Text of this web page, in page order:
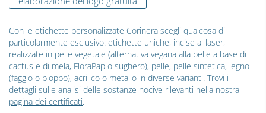
Con le etichette personalizzate Corinera scegli qualcosa di
particolarmente esclusivo: etichette uniche, incise al laser,
realizzate in pelle vegetale (alternativa vegana alla pelle a base di
cactus e di mela, FloraPap o sughero), pelle, pelle sintetica, legno
(faggio o pioppo), acrilico o metallo in diverse varianti. Trovi i
dettagli sulle analisi delle sostanze nocive rilevanti nella nostra
pagina dei certificati.